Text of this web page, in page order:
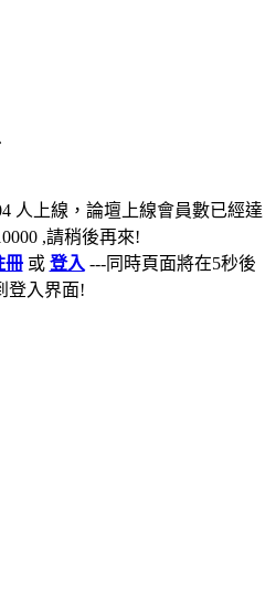
人上線，論壇上線會員數已經達
,請稍後再來!
冊或 登入 ---同時頁面將在5秒後
登入界面!